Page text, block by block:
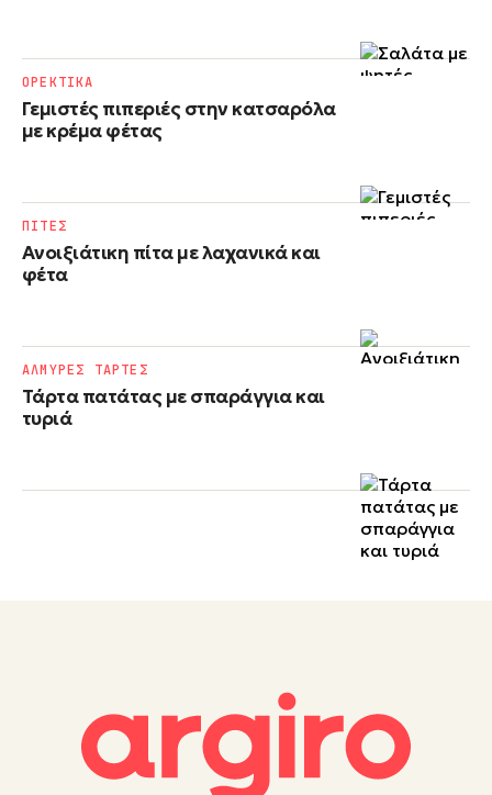
Γεμιστές πιπεριές στην κατσαρόλα
με κρέμα φέτας
ΟΡΕΚΤΙΚΑ
Ανοιξιάτικη πίτα με λαχανικά και
φέτα
ΠΙΤΕΣ
Τάρτα πατάτας με σπαράγγια και
τυριά
ΑΛΜΥΡΕΣ ΤΑΡΤΕΣ